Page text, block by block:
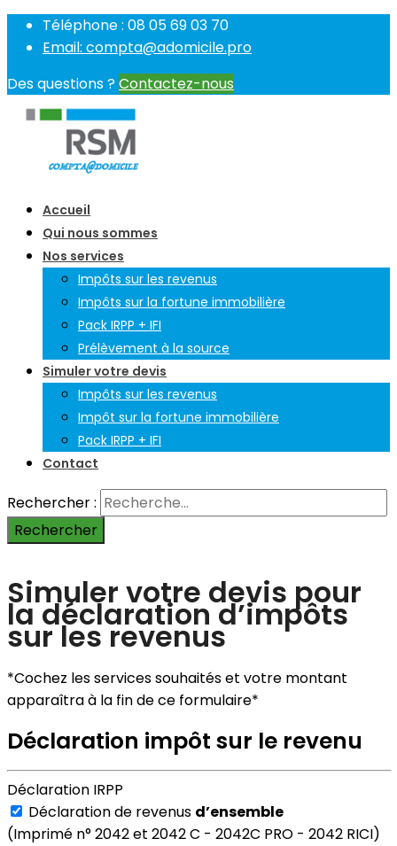
Téléphone : 08 05 69 03 70
Email: compta@adomicile.pro
Des questions ?Contactez-nous
Accueil
Qui nous sommes
Nos services
Impôts sur les revenus
Impôts sur la fortune immobilière
Pack IRPP + IFI
Prélèvement à la source
Simuler votre devis
Impôts sur les revenus
Impôt sur la fortune immobilière
Pack IRPP + IFI
Contact
Rechercher :
Simuler votre devis pour
la déclaration d’impôts
sur les revenus
*Cochez les services souhaités et votre montant
apparaîtra à la fin de ce formulaire*
Déclaration impôt sur le revenu
Déclaration IRPP
Déclaration de revenus d’ensemble
(Imprimé n° 2042 et 2042 C - 2042C PRO - 2042 RICI)